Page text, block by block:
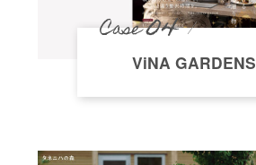
Case04
ViNA GARDENS